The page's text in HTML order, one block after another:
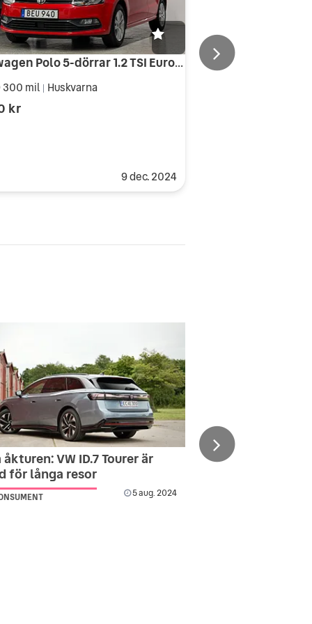
Volkswagen Polo 5-dörrar 1.2 TSI Euro 6 S&V nybes & service toppskick
mil Huskvarna
kr
9 dec. 2024
VW ID.7 Tourer är
för långa resor
5 aug. 2024